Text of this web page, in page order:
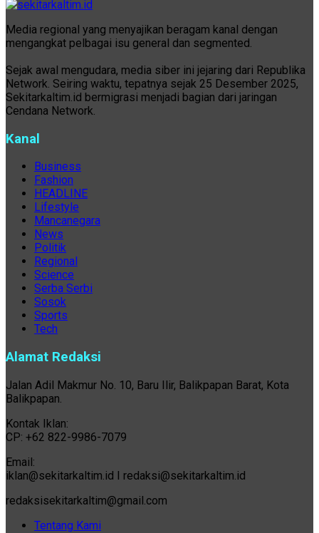
Media regional yang menyajikan beragam kanal dengan
mengangkat pelbagai isu general dan segmented.
Sejak awal mengudara, media siber ini jejaring dari Republika
Network. Seiring waktu, tepatnya sejak 25 Desember 2025,
Sekitarkaltim.id bermigrasi menjadi bagian dari jaringan
Cendana Network.
Kanal
Business
Fashion
HEADLINE
Lifestyle
Mancanegara
News
Politik
Regional
Science
Serba Serbi
Sosok
Sports
Tech
Alamat Redaksi
Jalan Adil Makmur No. 10, Baru Ilir, Balikpapan Barat, Kota
Balikpapan.
Kontak Iklan:
CP: +62 822-9986-7079
Email:
iklan@sekitarkaltim.id I redaksi@sekitarkaltim.id
redaksisekitarkaltim@gmail.com
Tentang Kami